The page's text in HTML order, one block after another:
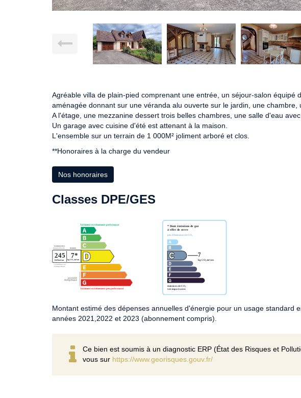
Agréable villa de plain-pied comprenant une entrée, un séjour-salon équipé
aménagée donnant sur une véranda alu ouverte sur le jardin, une chambre,
A l'étage, une mezzanine dessert trois belles chambres, une salle d'eau
Un garage avec cuisine d'été est attenant à la maison.
L'ensemble sur un terrain de 1 000M² joliment arboré et clos.
**Honoraires à la charge du vendeur
Nos honoraires
Classes DPE/GES
Montant estimé des dépenses annuelles d'énergie pour un usage standard
années 2021,2022 et 2023 (abonnement compris).
Ce bien est soumis à un diagnostic ERP (État des Risques et
vous sur https://www.georisques.gouv.fr/